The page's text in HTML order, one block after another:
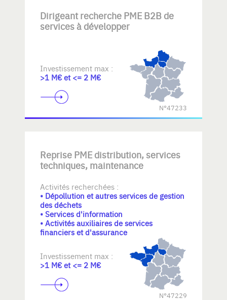
Dirigeant recherche PME B2B de
services à développer
Investissement max :
>1 M€ et <= 2 M€
N°47233
Reprise PME distribution, services
techniques, maintenance
Activités recherchées :
• Dépollution et autres services de gestion
des déchets
• Services d'information
• Activités auxiliaires de services
financiers et d'assurance
Investissement max :
>1 M€ et <= 2 M€
N°47229